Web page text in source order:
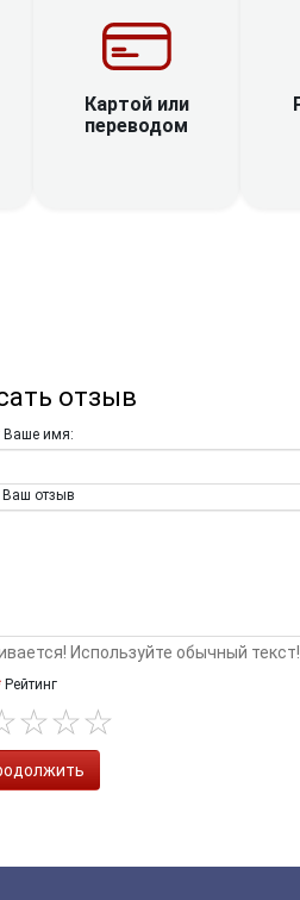
Картой или
переводом
отзыв
Ваше имя:
Ваш отзыв
Используйте обычный текст!
Рейтинг